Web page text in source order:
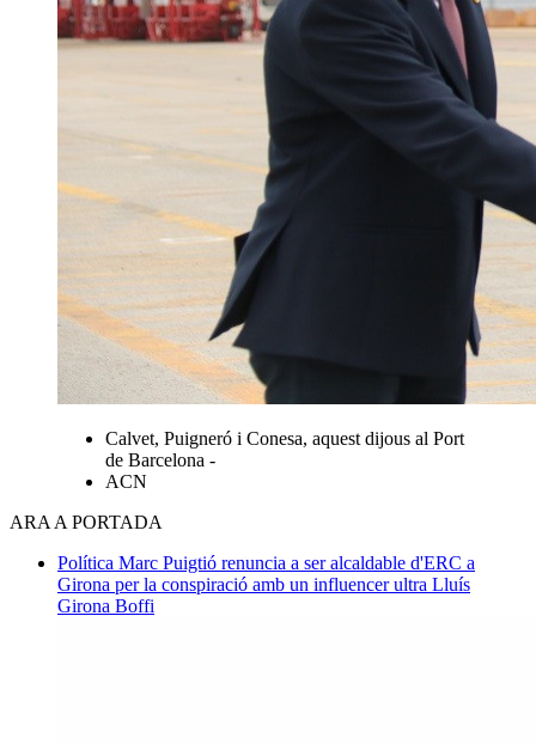
Calvet, Puigneró i Conesa, aquest dijous al Port
de Barcelona -
ACN
ARA A PORTADA
Política Marc Puigtió renuncia a ser alcaldable d'ERC a
Girona per la conspiració amb un influencer ultra Lluís
Girona Boffi